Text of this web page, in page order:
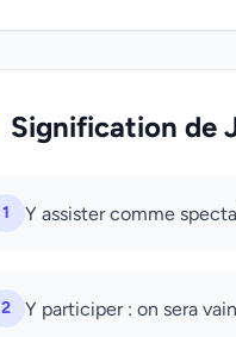
Signification de
1 Y assister comme
2 Y participer : on sera